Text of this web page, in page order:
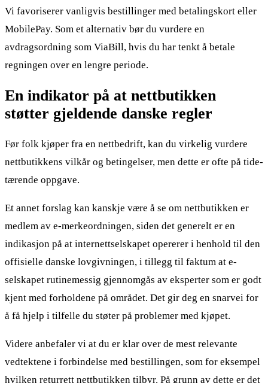
Vi favoriserer vanligvis bestillinger med betalingskort eller
MobilePay. Som et alternativ bør du vurdere en
avdragsordning som ViaBill, hvis du har tenkt å betale
regningen over en lengre periode.
En indikator på at nettbutikken
støtter gjeldende danske regler
Før folk kjøper fra en nettbedrift, kan du virkelig vurdere
nettbutikkens vilkår og betingelser, men dette er ofte på tide-
tærende oppgave.
Et annet forslag kan kanskje være å se om nettbutikken er
medlem av e-merkeordningen, siden det generelt er en
indikasjon på at internettselskapet opererer i henhold til den
offisielle danske lovgivningen, i tillegg til faktum at e-
selskapet rutinemessig gjennomgås av eksperter som er godt
kjent med forholdene på området. Det gir deg en snarvei for
å få hjelp i tilfelle du støter på problemer med kjøpet.
Videre anbefaler vi at du er klar over de mest relevante
vedtektene i forbindelse med bestillingen, som for eksempel
hvilken returrett nettbutikken tilbyr. På grunn av dette er det